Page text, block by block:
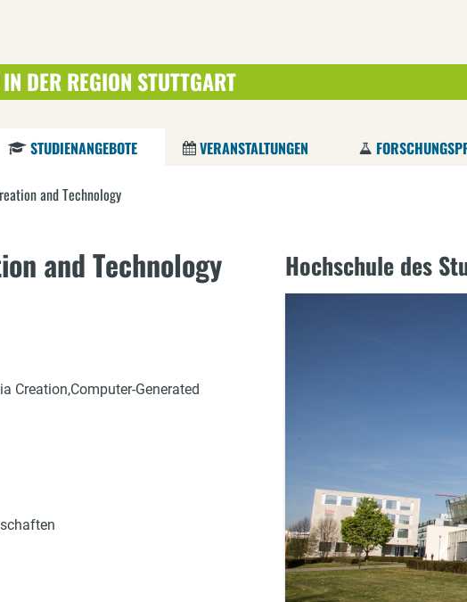
Direkt
zum
DER REGION STUTTGART
STUDIENANGEBOTE VERANSTALTUNGEN
and Technology
and Technology
Creation Computer-Generated
Hochschule des